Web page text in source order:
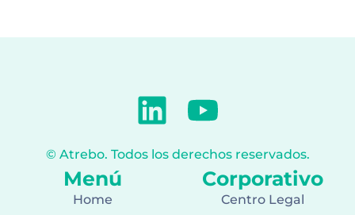
Menú
Home
Corporativo
Centro Legal
© Atrebo. Todos los derechos reservados.